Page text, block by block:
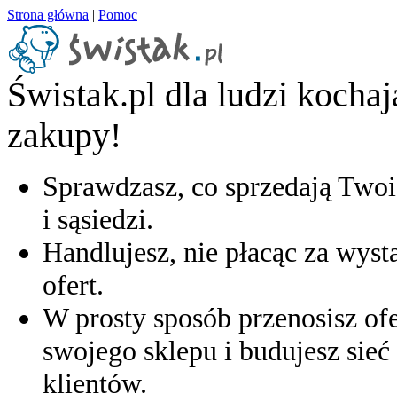
Strona główna | Pomoc
Świstak.pl dla ludzi
zakupy!
Sprawdzasz, co sprzedają
i sąsiedzi.
Handlujesz, nie płacąc za
ofert.
W prosty sposób przenosisz
swojego sklepu i budujesz sieć
klientów.